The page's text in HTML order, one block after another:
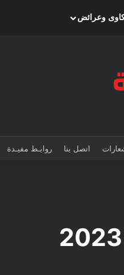
وعرائض
اتصل بنا روابـط مفيـدة